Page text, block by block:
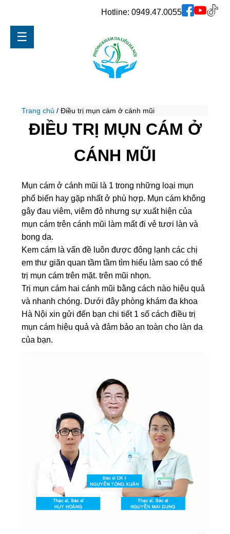
Hotline: 0949.47.0055
☰
Trang chủ /Điều trị mụn cám ở cánh mũi
ĐIỀU TRỊ MỤN CÁM Ở
CÁNH MŨI
Mụn cám ở cánh mũi là 1 trong những loại mụn
phổ biến hay gặp nhất ở phù hợp. Mụn cám không
gây đau viêm, viêm đỏ nhưng sự xuất hiện của
mụn cám trên cánh mũi làm mất đi vẻ tươi làn và
bong da.
Kem cám là vấn đề luôn được đông lạnh các chị
em thư giãn quan tầm tầm tìm hiểu làm sao có thể
trị mụn cám trên mặt.trên mũi nhọn.
Trị mụn cám hai cánh mũi bằng cách nào hiệu quả
và nhanh chóng. Dưới đây phòng khám đa khoa
Hà Nội xin gửi đến bạn chi tiết 1 số cách điều trị
mụn cám hiệu quả và đảm bảo an toàn cho làn da
của bạn.